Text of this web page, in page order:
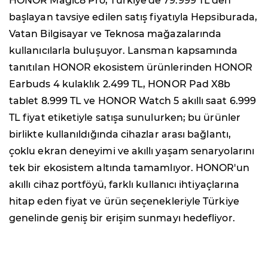
başlayan tavsiye edilen satış fiyatıyla Hepsiburada,
Vatan Bilgisayar ve Teknosa mağazalarında
kullanıcılarla buluşuyor. Lansman kapsamında
tanıtılan HONOR ekosistem ürünlerinden HONOR
Earbuds 4 kulaklık 2.499 TL, HONOR Pad X8b
tablet 8.999 TL ve HONOR Watch 5 akıllı saat 6.999
TL fiyat etiketiyle satışa sunulurken; bu ürünler
birlikte kullanıldığında cihazlar arası bağlantı,
çoklu ekran deneyimi ve akıllı yaşam senaryolarını
tek bir ekosistem altında tamamlıyor. HONOR'un
akıllı cihaz portföyü, farklı kullanıcı ihtiyaçlarına
hitap eden fiyat ve ürün seçenekleriyle Türkiye
genelinde geniş bir erişim sunmayı hedefliyor.